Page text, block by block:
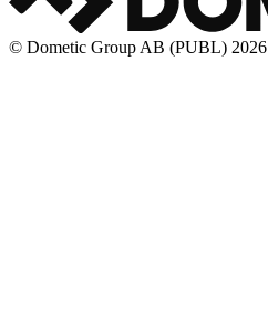
© Dometic Group AB (PUBL) 2026